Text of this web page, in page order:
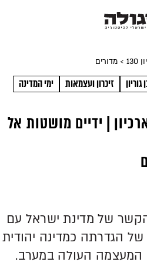
> מדורים
גוריון זיכרון ועצמאות ימי המדינה
| ידיים מושטות אל
הקשר של מדינת ישראל עם
של הגדרתה כמדינה יהודית
המעצמה העולה במערב.